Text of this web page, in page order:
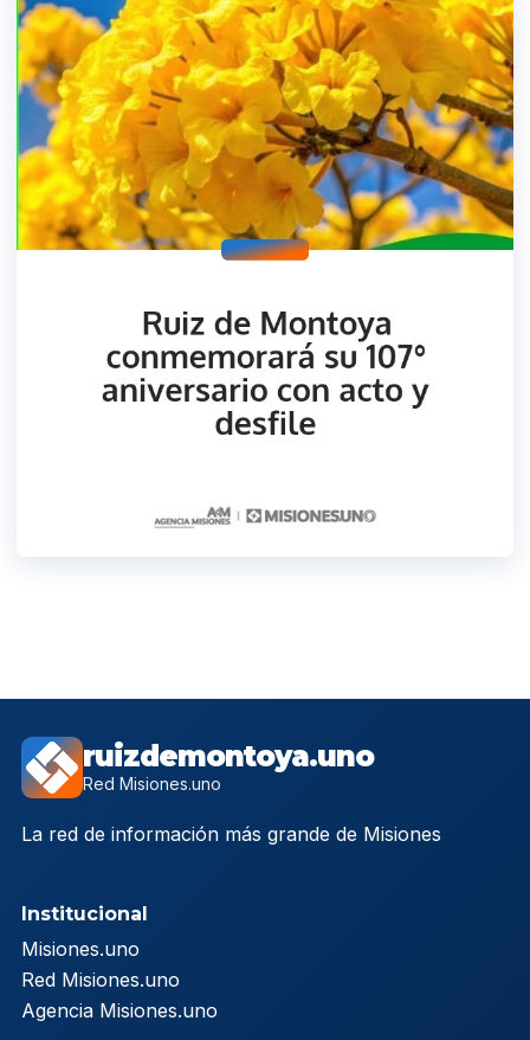
ruizdemontoya.uno
Red Misiones.uno
La red de información más grande de Misiones
Institucional
Misiones.uno
Red Misiones.uno
Agencia Misiones.uno